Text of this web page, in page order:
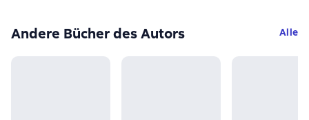
Andere Bücher des Autors Alle